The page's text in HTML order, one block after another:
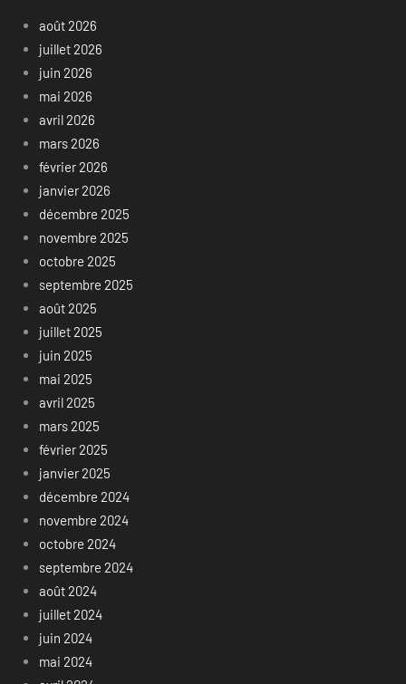
août 2026
juillet 2026
juin 2026
mai 2026
avril 2026
mars 2026
février 2026
janvier 2026
décembre 2025
novembre 2025
octobre 2025
septembre 2025
août 2025
juillet 2025
juin 2025
mai 2025
avril 2025
mars 2025
février 2025
janvier 2025
décembre 2024
novembre 2024
octobre 2024
septembre 2024
août 2024
juillet 2024
juin 2024
mai 2024